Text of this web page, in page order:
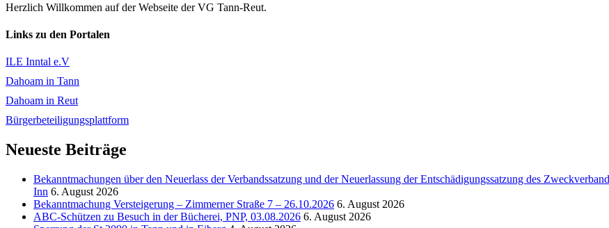
Herzlich Willkommen auf der Webseite der VG Tann-Reut.
Links zu den Portalen
ILE Inntal e.V
Dahoam in Tann
Dahoam in Reut
Bürgerbeteiligungsplattform
Neueste Beiträge
Bekanntmachungen über den Neuerlass der Verbandssatzung und der Neuerlassung der Entschädigungssatzung des
Inn 6. August 2026
Bekanntmachung Versteigerung – Zimmerner Straße 7 – 26.10.2026 6. August 2026
ABC-Schützen zu Besuch in der Bücherei, PNP, 03.08.2026 6. August 2026